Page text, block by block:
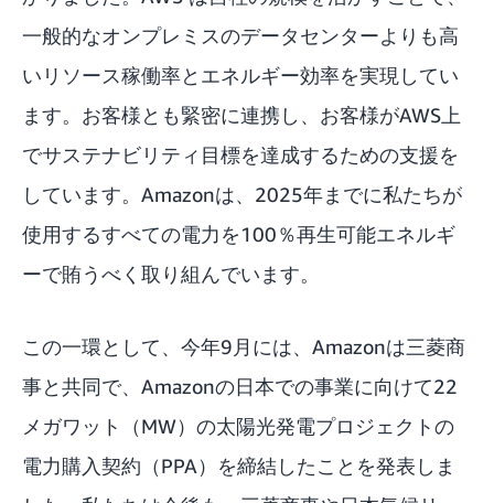
一般的なオンプレミスのデータセンターよりも高
いリソース稼働率とエネルギー効率を実現してい
ます。お客様とも緊密に連携し、お客様がAWS上
でサステナビリティ目標を達成するための支援を
しています。Amazonは、2025年までに私たちが
使用するすべての電力を100％再生可能エネルギ
ーで賄うべく取り組んでいます。
この一環として、今年9月には、 Amazonは三菱商
事と共同で、Amazonの日本での事業に向けて22
メガワット（MW）の太陽光発電プロジェクトの
電力購入契約（PPA）を締結したことを発表しま